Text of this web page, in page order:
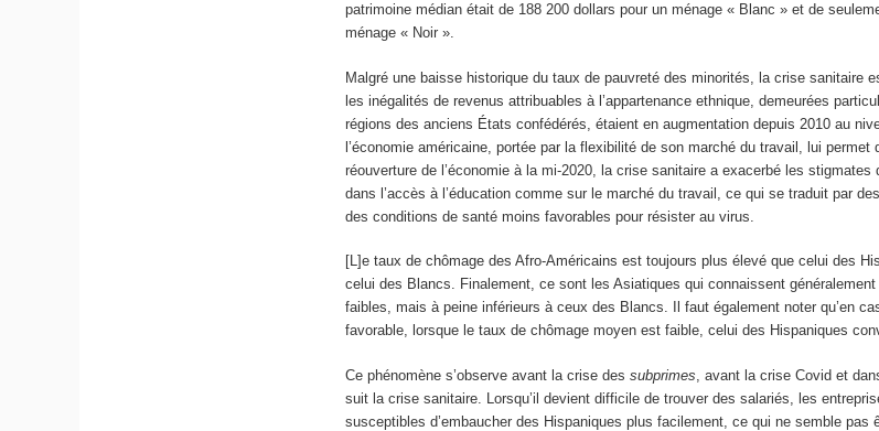
patrimoine médian était de 188 200 dollars pour un ménage « Blanc » et de
ménage « Noir ».
Malgré une baisse historique du taux de pauvreté des minorités, la crise sanitaire
les inégalités de revenus attribuables à l’appartenance ethnique, demeurées
régions des anciens États confédérés, étaient en augmentation depuis 2010 au
l’économie américaine, portée par la flexibilité de son marché du travail, lui permet
réouverture de l’économie à la mi-2020, la crise sanitaire a exacerbé les
dans l’accès à l’éducation comme sur le marché du travail, ce qui se traduit par
des conditions de santé moins favorables pour résister au virus.
[L]e taux de chômage des Afro-Américains est toujours plus élevé que celui des
celui des Blancs. Finalement, ce sont les Asiatiques qui connaissent
faibles, mais à peine inférieurs à ceux des Blancs. Il faut également noter qu’en
favorable, lorsque le taux de chômage moyen est faible, celui des Hispaniques
Ce phénomène s’observe avant la crise dessubprimes , avant la crise Covid et
suit la crise sanitaire. Lorsqu’il devient difficile de trouver des salariés, les
susceptibles d’embaucher des Hispaniques plus facilement, ce qui ne semble pas